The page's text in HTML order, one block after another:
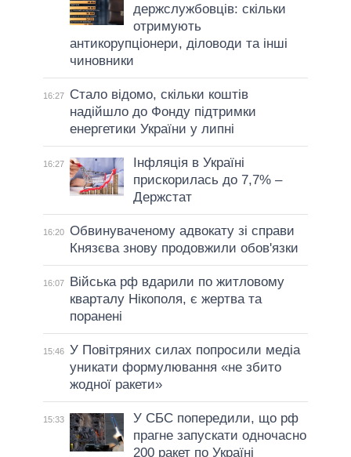
держслужбовців: скільки
отримують
антикорупціонери, діловоди та інші
чиновники
16:27
Стало відомо, скільки коштів
надійшло до Фонду підтримки
енергетики України у липні
16:27
Інфляція в Україні
прискорилась до 7,7% –
Держстат
16:20 Обвинуваченому адвокату зі справи
Князєва знову продовжили обов'язки
16:07
Війська рф вдарили по житловому
кварталу Нікополя, є жертва та
поранені
15:46 У Повітряних силах попросили медіа
уникати формулювання «не збито
жодної ракети»
15:33
У СБС попередили, що рф
прагне запускати одночасно
200 ракет по Україні